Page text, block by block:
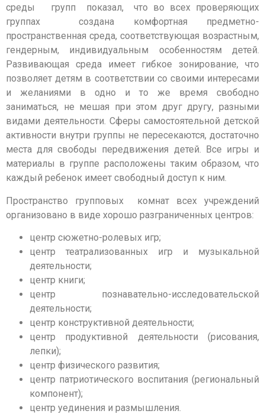
среды групп показал, что во всех проверяющих
группах создана комфортная предметно-
пространственная среда, соответствующая возрастным,
гендерным, индивидуальным особенностям детей.
Развивающая среда имеет гибкое зонирование, что
позволяет детям в соответствии со своими интересами
и желаниями в одно и то же время свободно
заниматься, не мешая при этом друг другу, разными
видами деятельности. Сферы самостоятельной детской
активности внутри группы не пересекаются, достаточно
места для свободы передвижения детей. Все игры и
материалы в группе расположены таким образом, что
каждый ребенок имеет свободный доступ к ним.
Пространство групповых комнат всех учреждений
организовано в виде хорошо разграниченных центров:
центр сюжетно-ролевых игр;
центр театрализованных игр и музыкальной
деятельности;
центр книги;
центр познавательно-исследовательской
деятельности;
центр конструктивной деятельности;
центр продуктивной деятельности (рисования,
лепки);
центр физического развития;
центр патриотического воспитания (региональный
компонент);
центр уединения и размышления.